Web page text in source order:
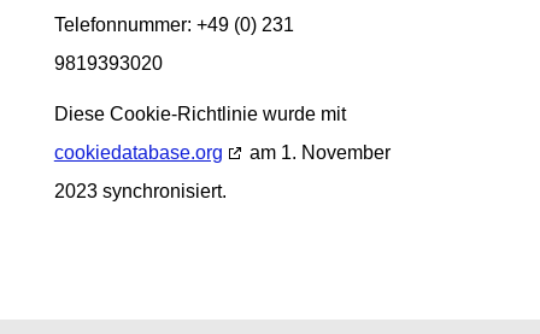
Telefonnummer: +49 (0) 231
9819393020
Diese Cookie-Richtlinie wurde mit
cookiedatabase.org
am 1. November
2023 synchronisiert.